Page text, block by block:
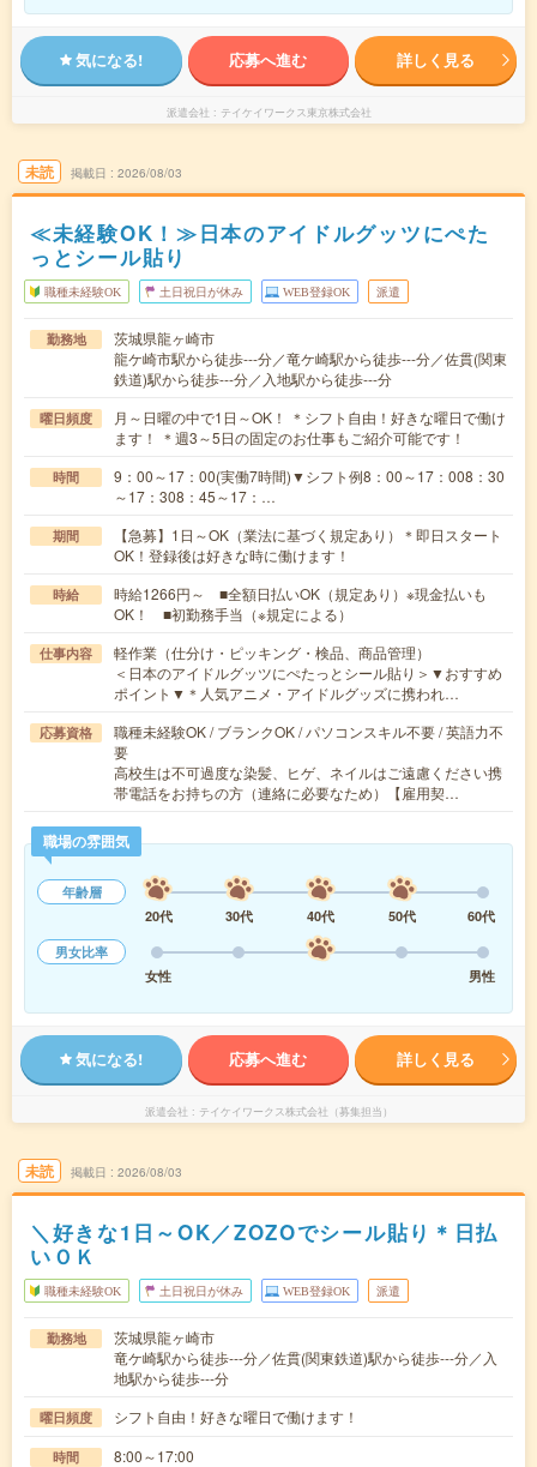
気になる! 応募へ進む 詳しく見る
派遣会社 テイケイワークス東京株式会社
未読 掲載日 2026/08/03
≪未経験OK！≫日本のアイドルグッツにぺた
っとシール貼り
職種未経験OK 土日祝日が休み WEB登録OK 派遣
勤務地
茨城県龍ヶ崎市
龍ケ崎市駅から徒歩---分／竜ケ崎駅から徒歩---分／佐貫(関東
鉄道)駅から徒歩---分／入地駅から徒歩---分
曜日頻度
月～日曜の中で1日～OK！ ＊シフト自由！好きな曜日で働け
ます！ ＊週3～5日の固定のお仕事もご紹介可能です！
時間
9：00～17：00(実働7時間)▼シフト例8：00～17：008：30
～17：308：45～17：…
期間
【急募】1日～OK（業法に基づく規定あり）＊即日スタート
OK！登録後は好きな時に働けます！
時給
時給1266円～ ■全額日払いOK（規定あり）※現金払いも
OK！ ■初勤務手当（※規定による）
仕事内容
軽作業（仕分け・ピッキング・検品、商品管理）
＜日本のアイドルグッツにぺたっとシール貼り＞▼おすすめ
ポイント▼＊人気アニメ・アイドルグッズに携われ…
応募資格
職種未経験OK / ブランクOK / パソコンスキル不要 / 英語力不
要
高校生は不可過度な染髪、ヒゲ、ネイルはご遠慮ください携
帯電話をお持ちの方（連絡に必要なため）【雇用契…
職場の雰囲気
年齢層
20代
30代 40代 50代
60代
男女比率
女性
男性
気になる! 応募へ進む 詳しく見る
派遣会社 テイケイワークス株式会社（募集担当）
未読 掲載日 2026/08/03
＼好きな1日～OK／ZOZOでシール貼り＊日払
いＯＫ
職種未経験OK 土日祝日が休み WEB登録OK 派遣
勤務地
茨城県龍ヶ崎市
竜ケ崎駅から徒歩---分／佐貫(関東鉄道)駅から徒歩---分／入
地駅から徒歩---分
曜日頻度 シフト自由！好きな曜日で働けます！
時間 8:00～17:00